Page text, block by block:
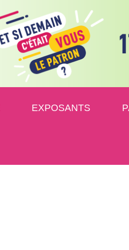
EXPOSANTS